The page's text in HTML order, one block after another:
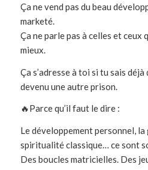
Ça ne vend pas du beau
marketé.
Ça ne parle pas à celles et
mieux.
Ça s’adresse à toi si tu sais
devenu une autre prison.
🔥Parce qu’il faut le dire :
Le développement personnel, la
spiritualité classique… ce sont
Des boucles matricielles. Des